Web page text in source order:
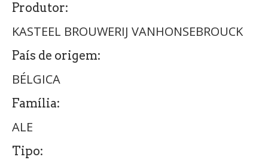
Produtor:
KASTEEL BROUWERIJ VANHONSEBROUCK
País de origem:
BÉLGICA
Família:
ALE
Tipo: